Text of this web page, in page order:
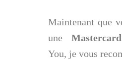
Maintenant que
une Mastercard
You, je vous